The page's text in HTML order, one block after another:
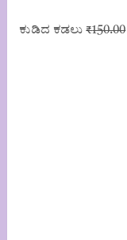
ಕುಡಿದ ಕಡಲು ₹150.00